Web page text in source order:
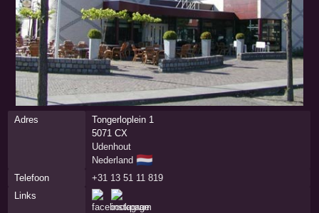
Adres
Tongerloplein 1
5071 CX
Udenhout
Nederland 🇳🇱
Telefoon
+31 13 51 11 819
Links